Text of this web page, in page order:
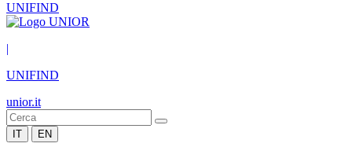
UNIFIND
|
UNIFIND
unior.it
IT EN